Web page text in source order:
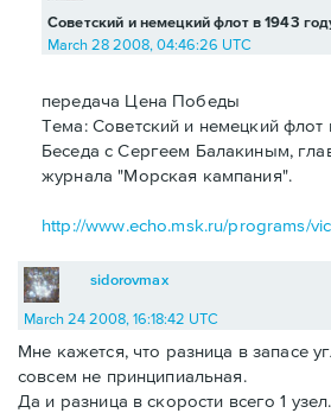
Советский и немецкий флот в 1943
March 28 2008, 04:46:26 UTC
передача Цена Победы
Тема: Советский и немецкий флот
Беседа с Сергеем Балакиным,
журнала "Морская кампания".
http://www.echo.msk.ru/programs/
sidorovmax
March 24 2008, 16:18:42 UTC
Мне кажется, что разница в запасе
совсем не принципиальная.
Да и разница в скорости всего 1 узел.